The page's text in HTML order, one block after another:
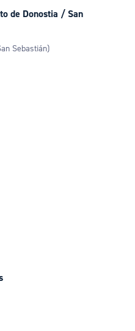
de Donostia / San
Sebastián)